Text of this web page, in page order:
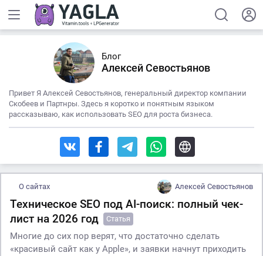
Блог
Алексей Севостьянов
Привет Я Алексей Севостьянов, генеральный директор компании
Скобеев и Партнры. Здесь я коротко и понятным языком
рассказываю, как использовать SEO для роста бизнеса.
О сайтах Алексей Севостьянов
Техническое SEO под AI-поиск: полный чек-
лист на 2026 год
Статья
Многие до сих пор верят, что достаточно сделать
«красивый сайт как у Apple», и заявки начнут приходить